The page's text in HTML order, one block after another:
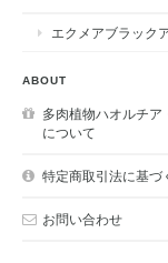
エクメアブラック
ABOUT
多肉植物ハオルチア
について
特定商取引法に基づ
お問い合わせ